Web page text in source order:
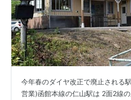
今年春のダイヤ改正で廃止される
営業)函館本線の仁山駅は 2面2線